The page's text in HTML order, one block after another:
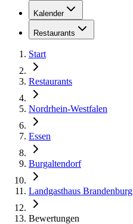
Kalender
Restaurants
Start
Restaurants
Nordrhein-Westfalen
Essen
Burgaltendorf
Landgasthaus Brandenburg
Bewertungen